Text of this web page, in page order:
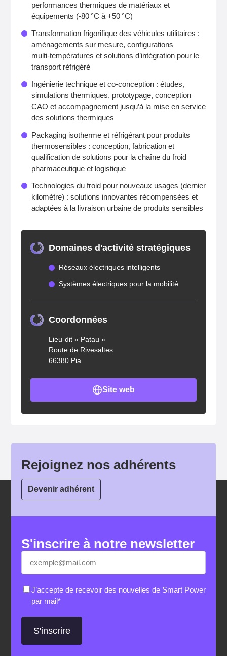
performances thermiques de matériaux et
équipements (‑80 °C à +50 °C)
Transformation frigorifique des véhicules utilitaires :
aménagements sur mesure, configurations
multi‑températures et solutions d’intégration pour le
transport réfrigéré
Ingénierie technique et co‑conception : études,
simulations thermiques, prototypage, conception
CAO et accompagnement jusqu’à la mise en service
des solutions thermiques
Packaging isotherme et réfrigérant pour produits
thermosensibles : conception, fabrication et
qualification de solutions pour la chaîne du froid
pharmaceutique et logistique
Technologies du froid pour nouveaux usages (dernier
kilomètre) : solutions innovantes récompensées et
adaptées à la livraison urbaine de produits sensibles
Domaines d'activité stratégiques
Réseaux électriques intelligents
Systèmes électriques pour la mobilité
Coordonnées
Lieu-dit « Patau »
Route de Rivesaltes
66380 Pia
Site web
Rejoignez nos adhérents
Devenir adhérent
S'inscrire à notre newsletter
mail*
RGPD*
J’accepte de recevoir des nouvelles de Smart Power
par mail*